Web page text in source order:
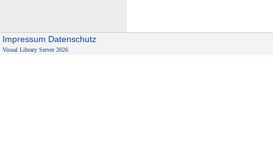
Impressum Datenschutz
Visual Library Server 2026